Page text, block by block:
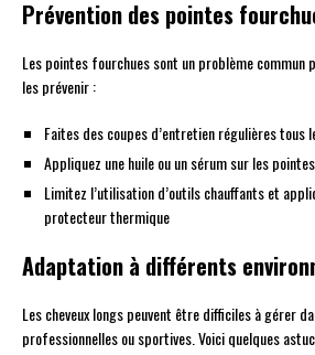
Prévention des pointes
Les pointes fourchues sont un problème commun
les prévenir :
Faites des coupes d’entretien régulières tous
Appliquez une huile ou un sérum sur les
Limitez l’utilisation d’outils chauffants et
protecteur thermique
Adaptation à différents
Les cheveux longs peuvent être difficiles à gérer
professionnelles ou sportives. Voici quelques